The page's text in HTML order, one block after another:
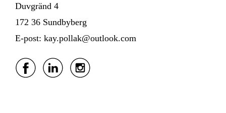
Duvgränd 4
172 36 Sundbyberg
E-post: kay.pollak@outlook.com